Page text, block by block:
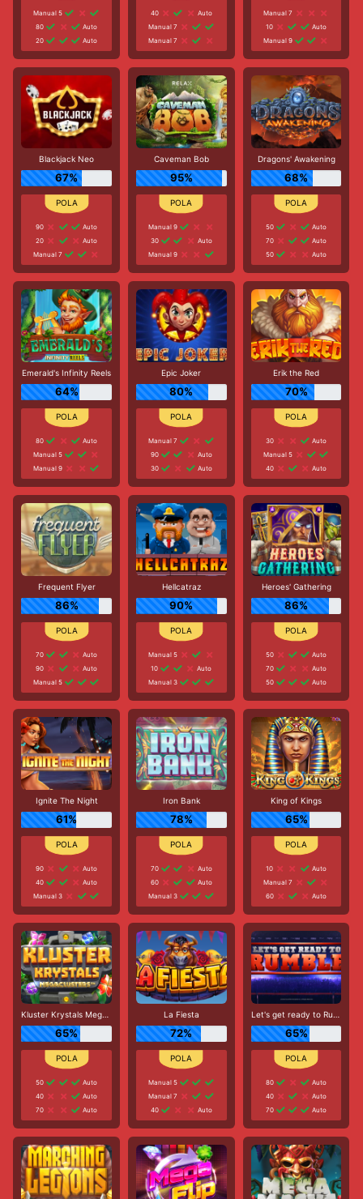
Manual 5
80
Auto
20
Auto
40
Auto
Manual 7
Manual 7
Manual 7
10
Auto
Manual 9
Blackjack Neo
67%
90
Auto
20
Auto
Manual 7
Caveman Bob
95%
Manual 9
30
Auto
Manual 9
Dragons' Awakening
68%
50
Auto
70
Auto
50
Auto
Emerald's Infinity Reels
64%
80
Auto
Manual 5
Manual 9
Epic Joker
80%
Manual 7
90
Auto
30
Auto
Erik the Red
70%
30
Auto
Manual 5
40
Auto
Frequent Flyer
86%
70
Auto
90
Auto
Manual 5
Hellcatraz
90%
Manual 5
10
Auto
Manual 3
Heroes' Gathering
86%
50
Auto
70
Auto
50
Auto
Ignite The Night
61%
90
Auto
40
Auto
Manual 3
Iron Bank
78%
70
Auto
60
Auto
Manual 3
King of Kings
65%
10
Auto
Manual 7
60
Auto
Kluster Krystals Megaclusters
65%
50
Auto
40
Auto
70
Auto
La Fiesta
72%
Manual 5
Manual 7
40
Auto
Let's get ready to Rumble
65%
80
Auto
40
Auto
70
Auto